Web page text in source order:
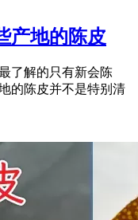
产地的陈皮
了解的只有新会陈
的陈皮并不是特别清